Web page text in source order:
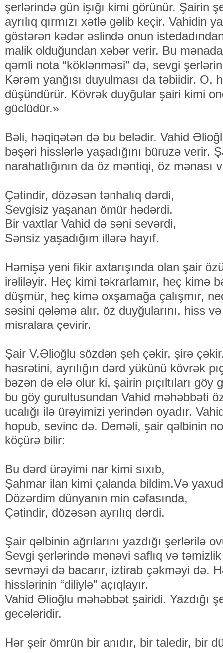
şerlərində gün işığı kimi görünür. Şairin
ayrılıq qırmızı xətlə gəlib keçir. Vahidin
göstərən kədər əslində onun
malik olduğundan xəbər verir. Bu
qəmli nota “köklənməsi” də, sevgi
Kərəm yanğısı duyulması da təbiidir. O,
düşündürür. Kövrək duyğular şairi kimi
güclüdür.»
Bəli, həqiqətən də bu belədir. Vahid
bəşəri hiss­lərlə yaşadığını büruzə verir.
narahatlığının da öz mən­tiqi, öz mənası
Çətindir, dözəsən tənhalıq dərdi,
Sevgisiz yaşanan ömür hədərdi.
Bir vaxtlar Vahid də səni sevərdi,
Sənsiz yaşadığım illərə hayıf.
Həmişə yeni fikir axtarışında olan şair
irəliləyir. Heç kimi təkrarlamır, heç kimə
düşmür, heç kimə oxşamağa çalışmır,
səsini qələmə alır, öz duyğularını, hiss
misralara çevirir.
Şair V.Əlioğlu sözdən şeh çəkir, şirə
həsrətini, ayrılığın dərd yükünü kövrək
bəzən də elə olur ki, şairin pıçıltıları göy
bu göy gurultusundan Vahid məhəbbəti
ucalığı ilə ürəyimizi yerindən oyadır.
hopub, sevinc də. Deməli, şair qəlbinin
köçürə bilir:
Bu dərd ürəyimi nar kimi sıxıb,
Şahmar ilan kimi çalanda bildim.Və
Dözərdim dünyanın min cəfasında,
Çətindir, dözəsən ayrılıq dərdi.
Şair qəlbinin ağrılarını yazdığı şerlərilə
Sevgi şerlərində mənəvi saflıq və
sevməyi də bacarır, iztirab çəkməyi də.
hisslərinin “diliylə” açıqlayır.
Vahid Əlioğlu məhəbbət şairidi. Yazdığı
gecələridir.
Hər şeir ömrün bir anıdır, bir taledir, bir